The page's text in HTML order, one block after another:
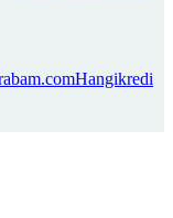
Hangikredi